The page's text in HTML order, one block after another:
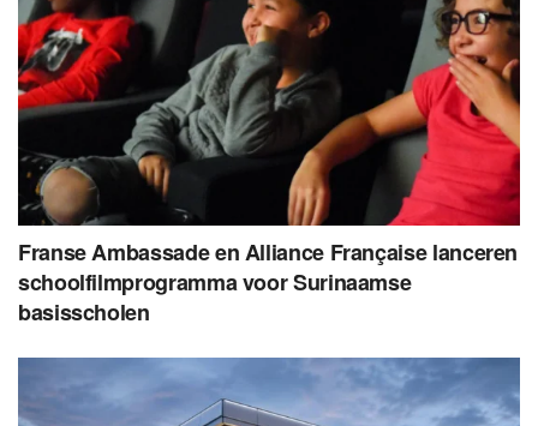
Franse Ambassade en Alliance Française lanceren
schoolfilmprogramma voor Surinaamse
basisscholen